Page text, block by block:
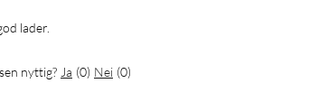
lader.
nyttig? Ja (0) Nei (0)